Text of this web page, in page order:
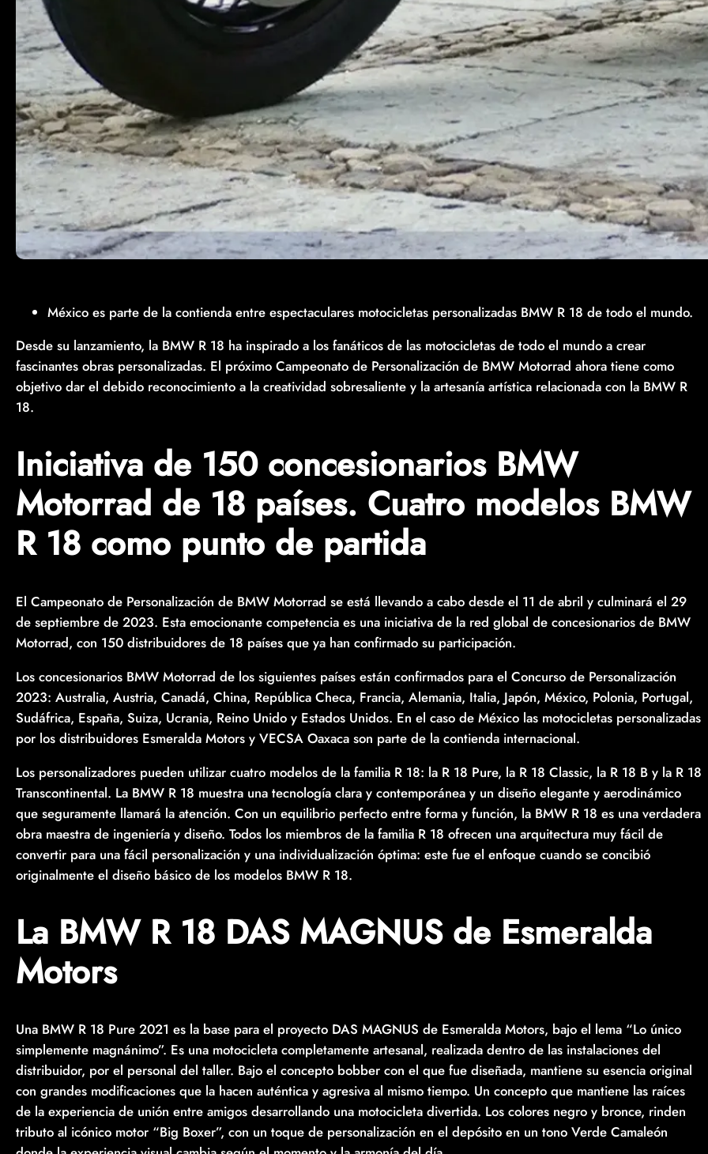
México es parte de la contienda entre espectaculares motocicletas personalizadas BMW R 18 de todo el mundo.
Desde su lanzamiento, la BMW R 18 ha inspirado a los fanáticos de las motocicletas de todo el mundo a crear
fascinantes obras personalizadas. El próximo Campeonato de Personalización de BMW Motorrad ahora tiene como
objetivo dar el debido reconocimiento a la creatividad sobresaliente y la artesanía artística relacionada con la BMW R
18.
Iniciativa de 150 concesionarios BMW
Motorrad de 18 países. Cuatro modelos BMW
R 18 como punto de partida
El Campeonato de Personalización de BMW Motorrad se está llevando a cabo desde el 11 de abril y culminará el 29
de septiembre de 2023. Esta emocionante competencia es una iniciativa de la red global de concesionarios de BMW
Motorrad, con 150 distribuidores de 18 países que ya han confirmado su participación.
Los concesionarios BMW Motorrad de los siguientes países están confirmados para el Concurso de Personalización
2023: Australia, Austria, Canadá, China, República Checa, Francia, Alemania, Italia, Japón, México, Polonia, Portugal,
Sudáfrica, España, Suiza, Ucrania, Reino Unido y Estados Unidos. En el caso de México las motocicletas personalizadas
por los distribuidores Esmeralda Motors y VECSA Oaxaca son parte de la contienda internacional.
Los personalizadores pueden utilizar cuatro modelos de la familia R 18: la R 18 Pure, la R 18 Classic, la R 18 B y la R 18
Transcontinental. La BMW R 18 muestra una tecnología clara y contemporánea y un diseño elegante y aerodinámico
que seguramente llamará la atención. Con un equilibrio perfecto entre forma y función, la BMW R 18 es una verdadera
obra maestra de ingeniería y diseño. Todos los miembros de la familia R 18 ofrecen una arquitectura muy fácil de
convertir para una fácil personalización y una individualización óptima: este fue el enfoque cuando se concibió
originalmente el diseño básico de los modelos BMW R 18.
La BMW R 18 DAS MAGNUS de Esmeralda
Motors
Una BMW R 18 Pure 2021 es la base para el proyecto DAS MAGNUS de Esmeralda Motors, bajo el lema “Lo único
simplemente magnánimo”. Es una motocicleta completamente artesanal, realizada dentro de las instalaciones del
distribuidor, por el personal del taller. Bajo el concepto bobber con el que fue diseñada, mantiene su esencia original
con grandes modificaciones que la hacen auténtica y agresiva al mismo tiempo. Un concepto que mantiene las raíces
de la experiencia de unión entre amigos desarrollando una motocicleta divertida. Los colores negro y bronce, rinden
tributo al icónico motor “Big Boxer”, con un toque de personalización en el depósito en un tono Verde Camaleón